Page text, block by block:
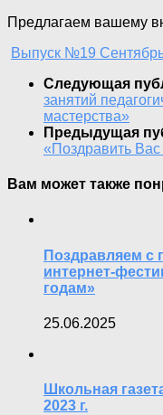
Предлагаем вашему
Выпуск №19
Следующая
занятий
мастерства»
Предыдущая
«Поздравить
Вам может также
Поздравляем с
интернет-
годам»
25.06.2025
Школьная
2023 г.